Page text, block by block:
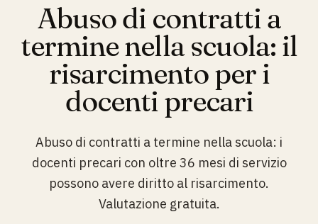
Abuso di contratti a
termine nella scuola: il
risarcimento per i
docenti precari
Abuso di contratti a termine nella scuola: i
docenti precari con oltre 36 mesi di servizio
possono avere diritto al risarcimento.
Valutazione gratuita.